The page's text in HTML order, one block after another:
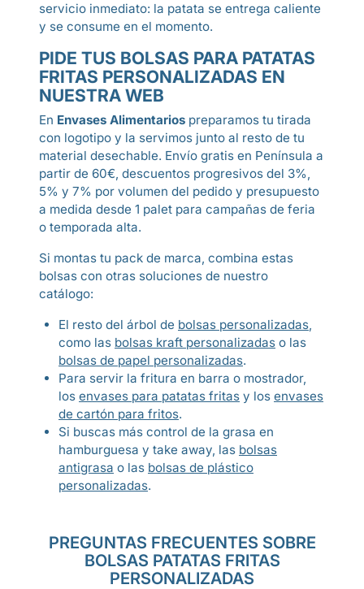
servicio inmediato: la patata se entrega caliente
y se consume en el momento.
PIDE TUS BOLSAS PARA PATATAS
FRITAS PERSONALIZADAS EN
NUESTRA WEB
En Envases Alimentarios preparamos tu tirada
con logotipo y la servimos junto al resto de tu
material desechable. Envío gratis en Península a
partir de 60€, descuentos progresivos del 3%,
5% y 7% por volumen del pedido y presupuesto
a medida desde 1 palet para campañas de feria
o temporada alta.
Si montas tu pack de marca, combina estas
bolsas con otras soluciones de nuestro
catálogo:
El resto del árbol de bolsas personalizadas,
como las bolsas kraft personalizadas o las
bolsas de papel personalizadas.
Para servir la fritura en barra o mostrador,
los envases para patatas fritas y los envases
de cartón para fritos.
Si buscas más control de la grasa en
hamburguesa y take away, las bolsas
antigrasa o las bolsas de plástico
personalizadas.
PREGUNTAS FRECUENTES SOBRE
BOLSAS PATATAS FRITAS
PERSONALIZADAS